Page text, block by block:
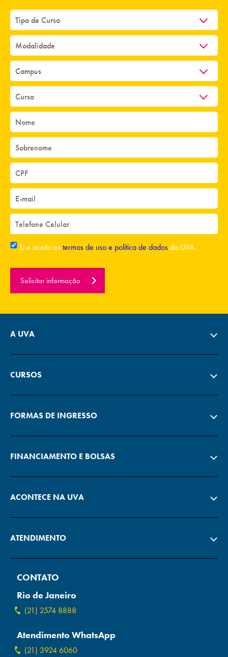
Li e aceito ostermos de uso e política de dadosda UVA.
Solicitar informação
A UVA
CURSOS
FORMAS DE INGRESSO
FINANCIAMENTO E BOLSAS
ACONTECE NA UVA
ATENDIMENTO
CONTATO
Rio de Janeiro
(21) 2574 8888
Atendimento WhatsApp
(21) 3924 6060